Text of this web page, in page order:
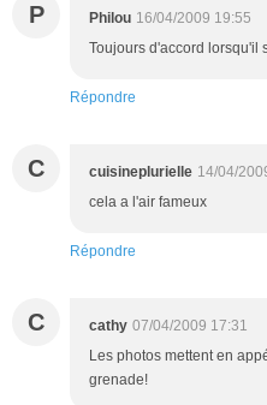
P Philou 16/04/2009 19:55
Toujours d'accord lorsqu'il
Répondre
C cuisineplurielle 14/04/
cela a l'air fameux
Répondre
C cathy 07/04/2009 17:31
Les photos mettent en
grenade!